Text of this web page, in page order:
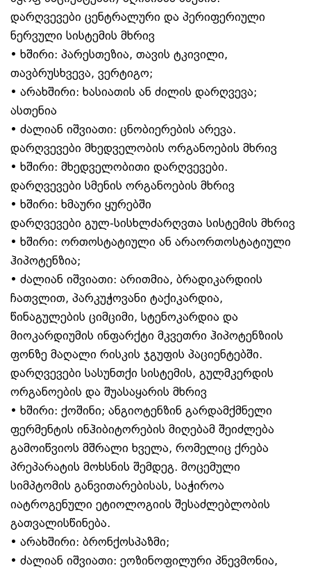
დარღვევები ცენტრალური და პერიფერიული
ნერვული სისტემის მხრივ
• ხშირი: პარესთეზია, თავის ტკივილი,
თავბრუსხვევა, ვერტიგო;
• არახშირი: ხასიათის ან ძილის დარღვევა;
ასთენია
• ძალიან იშვიათი: ცნობიერების არევა.
დარღვევები მხედველობის ორგანოების მხრივ
• ხშირი: მხედველობითი დარღვევები.
დარღვევები სმენის ორგანოების მხრივ
• ხშირი: ხმაური ყურებში
დარღვევები გულ-სისხლძარღვთა სისტემის მხრივ
• ხშირი: ორთოსტატიული ან არაორთოსტატიული
ჰიპოტენზია;
• ძალიან იშვიათი: არითმია, ბრადიკარდიის
ჩათვლით, პარკუჭოვანი ტაქიკარდია,
წინაგულების ციმციმი, სტენოკარდია და
მიოკარდიუმის ინფარქტი მკვეთრი ჰიპოტენზიის
ფონზე მაღალი რისკის ჯგუფის პაციენტებში.
დარღვევები სასუნთქი სისტემის, გულმკერდის
ორგანოების და შუასაყარის მხრივ
• ხშირი: ქოშინი; ანგიოტენზინ გარდამქმნელი
ფერმენტის ინჰიბიტორების მიღებამ შეიძლება
გამოიწვიოს მშრალი ხველა, რომელიც ქრება
პრეპარატის მოხსნის შემდეგ. მოცემული
სიმპტომის განვითარებისას, საჭიროა
იატროგენული ეტიოლოგიის შესაძლებლობის
გათვალისწინება.
• არახშირი: ბრონქოსპაზმი;
• ძალიან იშვიათი: ეოზინოფილური პნევმონია,